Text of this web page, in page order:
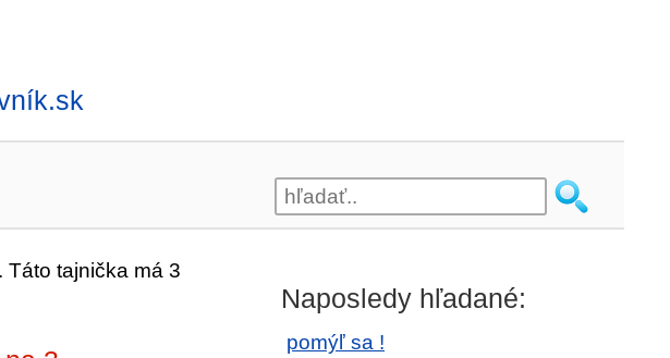
Táto tajnička má 3
Naposledy hľadané:
pomýľ sa !